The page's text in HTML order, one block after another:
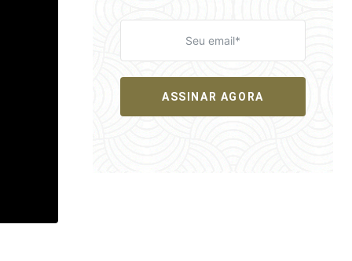
ASSINAR AGORA